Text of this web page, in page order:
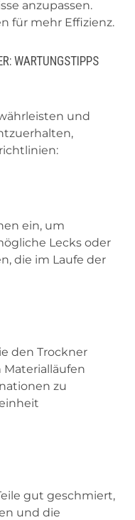
anzupassen.
für mehr Effizienz.
WARTUNGSTIPPS
und
ein, um
Lecks oder
die im Laufe der
den Trockner
zu
gut geschmiert,
und die